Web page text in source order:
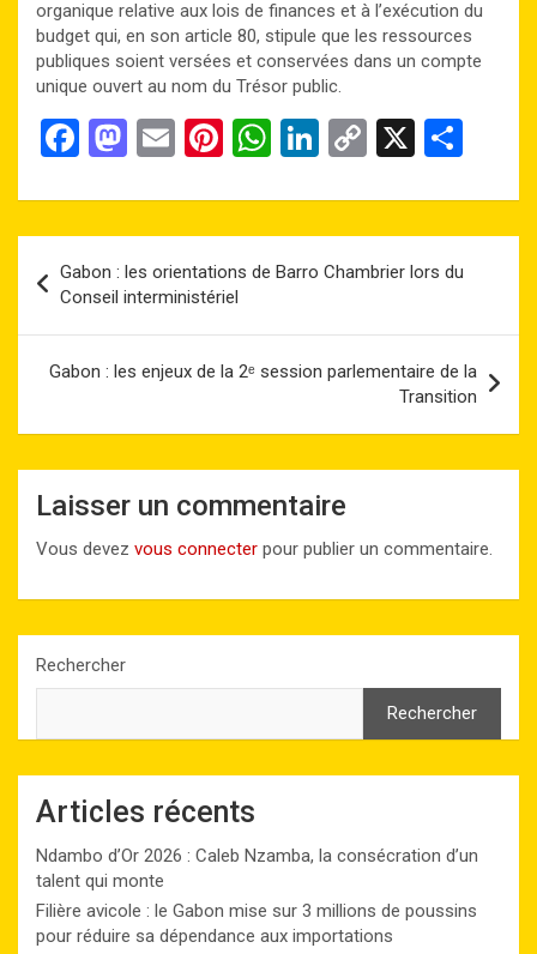
organique relative aux lois de finances et à l’exécution du
budget qui, en son article 80, stipule que les ressources
publiques soient versées et conservées dans un compte
unique ouvert au nom du Trésor public.
F
ce
b
o
o
k
M
st
d
o
n
E
ail
Pi
er
es
t
W
at
s
A
p
p
Li
ke
dI
n
C
py
Li
n
k
X
ta
de
l’article
Gabon : les orientations de Barro Chambrier lors du
Conseil interministériel
Gabon : les enjeux de la 2ᵉ session parlementaire de la
Transition
Laisser un commentaire
Vous devez vous connecter pour publier un commentaire.
Rechercher
Rechercher
Articles récents
Ndambo d’Or 2026 : Caleb Nzamba, la consécration d’un
talent qui monte
Filière avicole : le Gabon mise sur 3 millions de poussins
pour réduire sa dépendance aux importations